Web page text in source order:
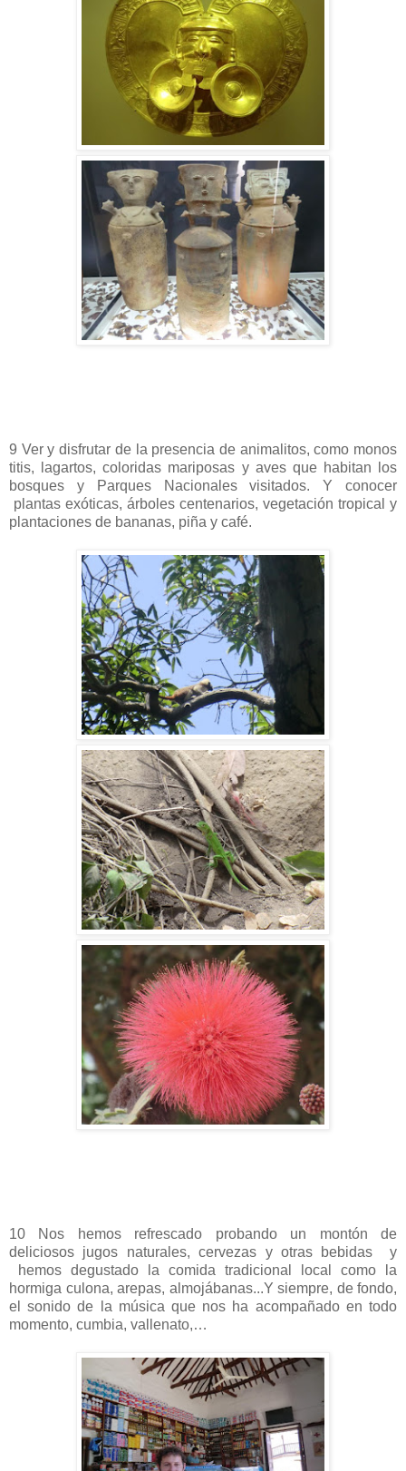
9 Ver y disfrutar de la presencia de animalitos, como monos
titis, lagartos, coloridas mariposas y aves que habitan los
bosques y Parques Nacionales visitados. Y conocer
plantas exóticas, árboles centenarios, vegetación tropical y
plantaciones de bananas, piña y café.
10 Nos hemos refrescado probando un montón de
deliciosos jugos naturales, cervezas y otras bebidas y
hemos degustado la comida tradicional local como la
hormiga culona, arepas, almojábanas...Y siempre, de fondo,
el sonido de la música que nos ha acompañado en todo
momento, cumbia, vallenato,…